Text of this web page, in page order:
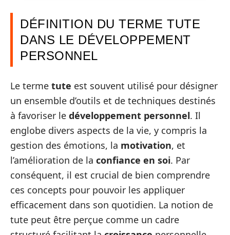
DÉFINITION DU TERME TUTE
DANS LE DÉVELOPPEMENT
PERSONNEL
Le terme tute est souvent utilisé pour désigner
un ensemble d’outils et de techniques destinés
à favoriser le développement personnel. Il
englobe divers aspects de la vie, y compris la
gestion des émotions, la motivation, et
l’amélioration de la confiance en soi. Par
conséquent, il est crucial de bien comprendre
ces concepts pour pouvoir les appliquer
efficacement dans son quotidien. La notion de
tute peut être perçue comme un cadre